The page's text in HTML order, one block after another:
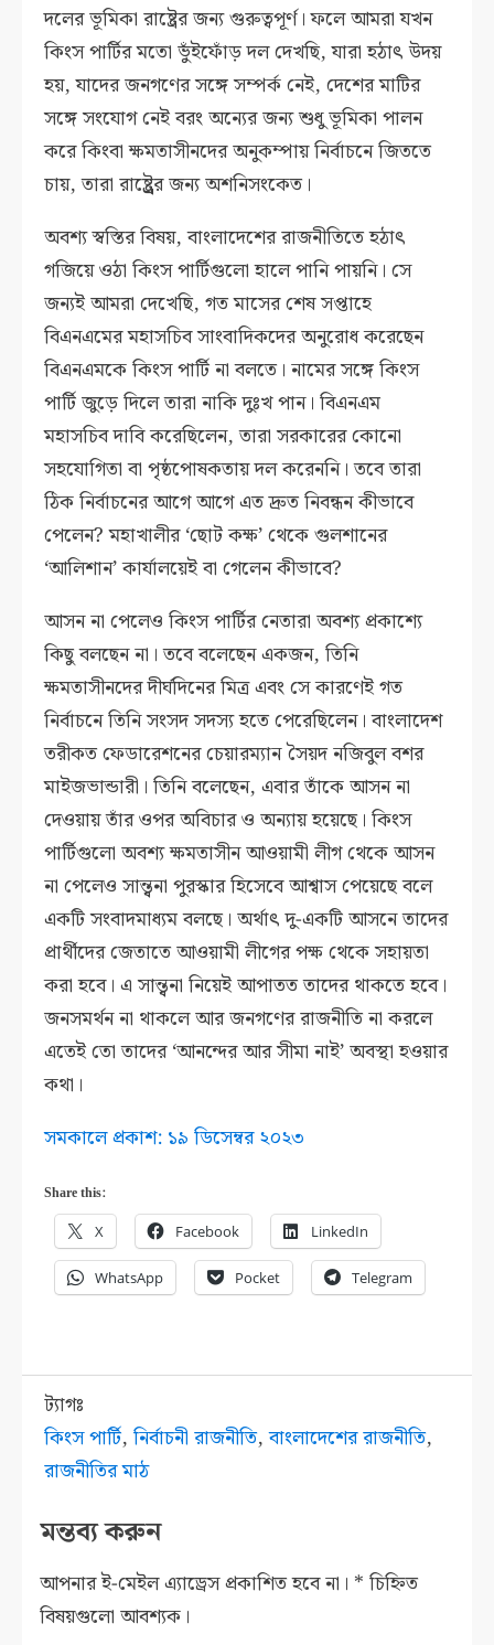
দলের ভূমিকা রাষ্ট্রের জন্য গুরুত্বপূর্ণ। ফলে আমরা যখন
কিংস পার্টির মতো ভুঁইফোঁড় দল দেখছি, যারা হঠাৎ উদয়
হয়, যাদের জনগণের সঙ্গে সম্পর্ক নেই, দেশের মাটির
সঙ্গে সংযোগ নেই বরং অন্যের জন্য শুধু ভূমিকা পালন
করে কিংবা ক্ষমতাসীনদের অনুকম্পায় নির্বাচনে জিততে
চায়, তারা রাষ্ট্র্রের জন্য অশনিসংকেত।
অবশ্য স্বস্তির বিষয়, বাংলাদেশের রাজনীতিতে হঠাৎ
গজিয়ে ওঠা কিংস পার্টিগুলো হালে পানি পায়নি। সে
জন্যই আমরা দেখেছি, গত মাসের শেষ সপ্তাহে
বিএনএমের মহাসচিব সাংবাদিকদের অনুরোধ করেছেন
বিএনএমকে কিংস পার্টি না বলতে। নামের সঙ্গে কিংস
পার্টি জুড়ে দিলে তারা নাকি দুঃখ পান। বিএনএম
মহাসচিব দাবি করেছিলেন, তারা সরকারের কোনো
সহযোগিতা বা পৃষ্ঠপোষকতায় দল করেননি। তবে তারা
ঠিক নির্বাচনের আগে আগে এত দ্রুত নিবন্ধন কীভাবে
পেলেন? মহাখালীর ‘ছোট কক্ষ’ থেকে গুলশানের
‘আলিশান’ কার্যালয়েই বা গেলেন কীভাবে?
আসন না পেলেও কিংস পার্টির নেতারা অবশ্য প্রকাশ্যে
কিছু বলছেন না। তবে বলেছেন একজন, তিনি
ক্ষমতাসীনদের দীর্ঘদিনের মিত্র এবং সে কারণেই গত
নির্বাচনে তিনি সংসদ সদস্য হতে পেরেছিলেন। বাংলাদেশ
তরীকত ফেডারেশনের চেয়ারম্যান সৈয়দ নজিবুল বশর
মাইজভান্ডারী। তিনি বলেছেন, এবার তাঁকে আসন না
দেওয়ায় তাঁর ওপর অবিচার ও অন্যায় হয়েছে। কিংস
পার্টিগুলো অবশ্য ক্ষমতাসীন আওয়ামী লীগ থেকে আসন
না পেলেও সান্ত্বনা পুরস্কার হিসেবে আশ্বাস পেয়েছে বলে
একটি সংবাদমাধ্যম বলছে। অর্থাৎ দু-একটি আসনে তাদের
প্রার্থীদের জেতাতে আওয়ামী লীগের পক্ষ থেকে সহায়তা
করা হবে। এ সান্ত্বনা নিয়েই আপাতত তাদের থাকতে হবে।
জনসমর্থন না থাকলে আর জনগণের রাজনীতি না করলে
এতেই তো তাদের ‘আনন্দের আর সীমা নাই’ অবস্থা হওয়ার
কথা।
সমকালে প্রকাশ: ১৯ ডিসেম্বর ২০২৩
Share this:
X Facebook LinkedIn
WhatsApp Pocket Telegram
ট্যাগঃ
কিংস পার্টি,নির্বাচনী রাজনীতি,বাংলাদেশের রাজনীতি,
রাজনীতির মাঠ
মন্তব্য করুন
আপনার ই-মেইল এ্যাড্রেস প্রকাশিত হবে না। * চিহ্নিত
বিষয়গুলো আবশ্যক।